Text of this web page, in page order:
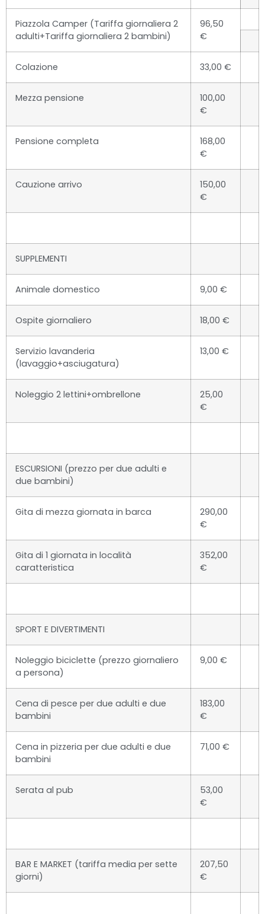
Piazzola Camper (Tariffa giornaliera 2
adulti+Tariffa giornaliera 2 bambini)
96,50
€
Colazione 33,00 €
Mezza pensione
100,00
€
Pensione completa
168,00
€
Cauzione arrivo
150,00
€
SUPPLEMENTI
Animale domestico 9,00 €
Ospite giornaliero 18,00 €
Servizio lavanderia
(lavaggio+asciugatura)
13,00 €
Noleggio 2 lettini+ombrellone
25,00
€
ESCURSIONI (prezzo per due adulti e
due bambini)
Gita di mezza giornata in barca
290,00
€
Gita di 1 giornata in località
caratteristica
352,00
€
SPORT E DIVERTIMENTI
Noleggio biciclette (prezzo giornaliero
a persona)
9,00 €
Cena di pesce per due adulti e due
bambini
183,00
€
Cena in pizzeria per due adulti e due
bambini
71,00 €
Serata al pub
53,00
€
BAR E MARKET (tariffa media per sette
giorni)
207,50
€